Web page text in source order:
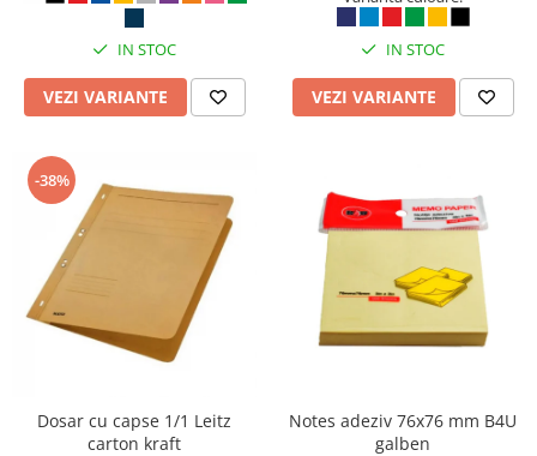
Etichetare si ambalare
Arhivare si depozitare
Instrumente de scris
Pixuri de plastic
Pixuri cu gel
Stilouri
Seturi de scris Premium
Instrumente de scris eco
Creioane mecanice si grafit
Rollere
Markere diverse
IN STOC
VEZI VARIANTE
IN STOC
VEZI VARIANTE
-38%
Dosar cu capse 1/1 Leitz
carton kraft
Notes adeziv 76x76 mm B4U
galben